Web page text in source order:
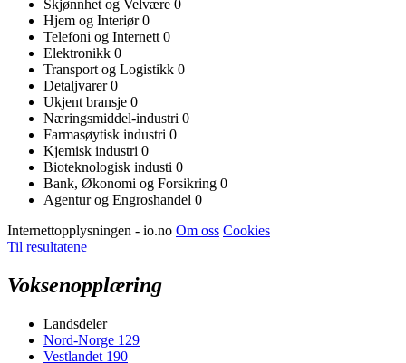
Skjønnhet og Velvære 0
Hjem og Interiør0
Telefoni og Internett 0
Elektronikk 0
Transport og Logistikk 0
Detaljvarer0
Ukjent bransje 0
Næringsmiddel-industri 0
Farmasøytisk industri 0
Kjemisk industri 0
Bioteknologisk industi 0
Bank, Økonomi og Forsikring 0
Agentur og Engroshandel 0
Internettopplysningen - io.no Om oss Cookies
Til resultatene
Voksenopplæring
Landsdeler
Nord-Norge 129
Vestlandet 190